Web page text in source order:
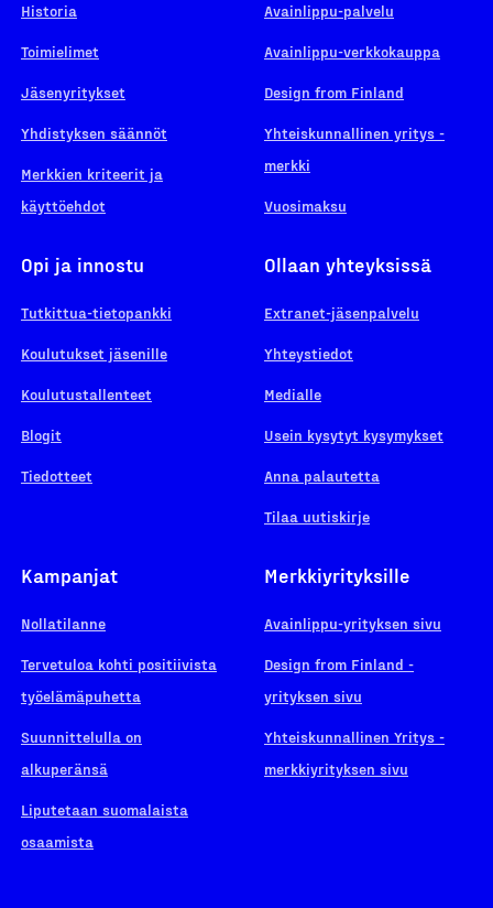
Historia
Toimielimet
Jäsenyritykset
Yhdistyksen säännöt
Merkkien kriteerit ja
käyttöehdot
Avainlippu-palvelu
Avainlippu-verkkokauppa
Design from Finland
Yhteiskunnallinen yritys -
merkki
Vuosimaksu
Opi ja innostu
Tutkittua-tietopankki
Koulutukset jäsenille
Koulutustallenteet
Blogit
Tiedotteet
Ollaan yhteyksissä
Extranet-jäsenpalvelu
Yhteystiedot
Medialle
Usein kysytyt kysymykset
Anna palautetta
Tilaa uutiskirje
Kampanjat
Nollatilanne
Tervetuloa kohti positiivista
työelämäpuhetta
Suunnittelulla on
alkuperänsä
Liputetaan suomalaista
osaamista
Merkkiyrityksille
Avainlippu-yrityksen sivu
Design from Finland -
yrityksen sivu
Yhteiskunnallinen Yritys -
merkkiyrityksen sivu